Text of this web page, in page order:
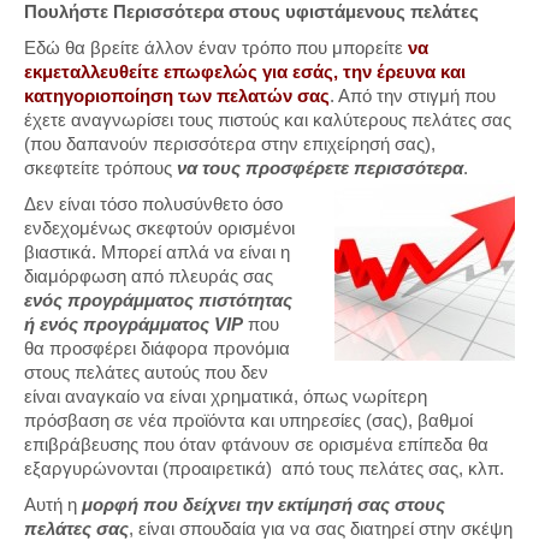
Πουλήστε Περισσότερα στους υφιστάμενους πελάτες
Εδώ θα βρείτε άλλον έναν τρόπο που μπορείτε να
εκμεταλλευθείτε επωφελώς για εσάς, την έρευνα και
κατηγοριοποίηση των πελατών σας. Από την στιγμή που
έχετε αναγνωρίσει τους πιστούς και καλύτερους πελάτες σας
(που δαπανούν περισσότερα στην επιχείρησή σας),
σκεφτείτε τρόπους να τους προσφέρετε περισσότερα.
Δεν είναι τόσο πολυσύνθετο όσο
ενδεχομένως σκεφτούν ορισμένοι
βιαστικά. Μπορεί απλά να είναι η
διαμόρφωση από πλευράς σας
ενός προγράμματος πιστότητας
ή ενός προγράμματος VIP που
θα προσφέρει διάφορα προνόμια
στους πελάτες αυτούς που δεν
είναι αναγκαίο να είναι χρηματικά, όπως νωρίτερη
πρόσβαση σε νέα προϊόντα και υπηρεσίες (σας), βαθμοί
επιβράβευσης που όταν φτάνουν σε ορισμένα επίπεδα θα
εξαργυρώνονται (προαιρετικά) από τους πελάτες σας, κλπ.
Αυτή η μορφή που δείχνει την εκτίμησή σας στους
πελάτες σας, είναι σπουδαία για να σας διατηρεί στην σκέψη